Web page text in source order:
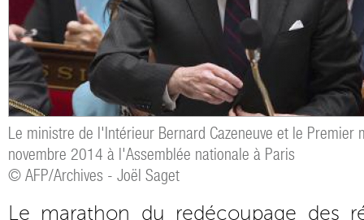
Le ministre de l'Intérieur Bernard Cazeneuve et le
novembre 2014 à l'Assemblée nationale à Paris
© AFP/Archives - Joël Saget
Le marathon du redécoupage des